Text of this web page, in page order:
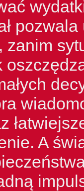
zanim
A